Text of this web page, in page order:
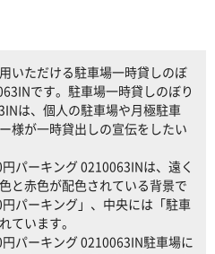
いただける駐車場一時貸しのぼ
です。駐車場一時貸しのぼり
は、個人の駐車場や月極駐車
様が一時貸出しの宣伝をしたい
パーキング 0210063INは、遠く
と赤色が配色されている背景で
パーキング」、中央には「駐車
ています。
パーキング 0210063IN駐車場に